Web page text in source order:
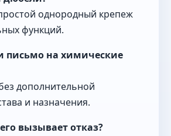
однородный крепеж
функций.
письмо на химические
дополнительной
и назначения.
вызывает отказ?